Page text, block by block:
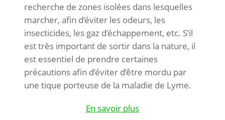
recherche de zones isolées dans lesquelles
marcher, afin d’éviter les odeurs, les
insecticides, les gaz d’échappement, etc. S’il
est très important de sortir dans la nature, il
est essentiel de prendre certaines
précautions afin d’éviter d’être mordu par
une tique porteuse de la maladie de Lyme.
En savoir plus